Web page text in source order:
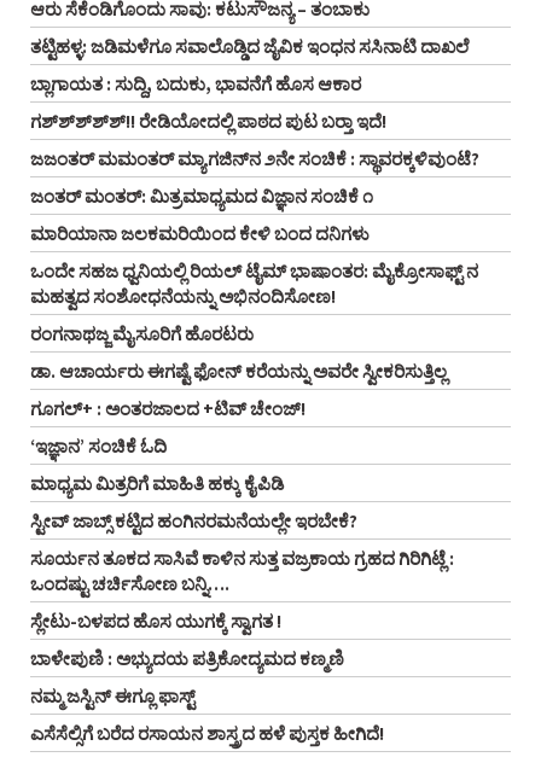
ಆರು ಸೆಕೆಂಡಿಗೊಂದು ಸಾವು: ಕಟುಸೌಜನ್ಯ – ತಂಬಾಕು
ತಟ್ಟಿಹಳ್ಳ: ಜಡಿಮಳೆಗೂ ಸವಾಲೊಡ್ಡಿದ ಜೈವಿಕ ಇಂಧನ ಸಸಿನಾಟಿ ದಾಖಲೆ
ಬ್ಲಾಗಾಯತ : ಸುದ್ದಿ, ಬದುಕು, ಭಾವನೆಗೆ ಹೊಸ ಆಕಾರ
ಗಶ್‌ಶ್‌ಶ್‌ಶ್‌ಶ್!! ರೇಡಿಯೋದಲ್ಲಿ ಪಾಠದ ಪುಟ ಬರ್‍ತಾ ಇದೆ!
ಜಜಂತರ್‌ ಮಮಂತರ್‌ ಮ್ಯಾಗಜಿನ್‌ನ ೨ನೇ ಸಂಚಿಕೆ : ಸ್ಥಾವರಕ್ಕಳಿವುಂಟೆ?
ಜಂತರ್‌ ಮಂತರ್‌: ಮಿತ್ರಮಾಧ್ಯಮದ ವಿಜ್ಞಾನ ಸಂಚಿಕೆ ೧
ಮಾರಿಯಾನಾ ಜಲಕಮರಿಯಿಂದ ಕೇಳಿ ಬಂದ ದನಿಗಳು
ಒಂದೇ ಸಹಜ ಧ್ವನಿಯಲ್ಲಿ ರಿಯಲ್‌ ಟೈಮ್‌ ಭಾಷಾಂತರ: ಮೈಕ್ರೋಸಾಫ್ಟ್‌ ನ
ಮಹತ್ವದ ಸಂಶೋಧನೆಯನ್ನು ಅಭಿನಂದಿಸೋಣ!
ರಂಗನಾಥಜ್ಜ ಮೈಸೂರಿಗೆ ಹೊರಟರು
ಡಾ. ಆಚಾರ್ಯರು ಈಗಷ್ಟೆ ಫೋನ್ ಕರೆಯನ್ನು ಅವರೇ ಸ್ವೀಕರಿಸುತ್ತಿಲ್ಲ
ಗೂಗಲ್+ : ಅಂತರಜಾಲದ +ಟಿವ್ ಚೇಂಜ್!
‘ಇಜ್ಞಾನ’ ಸಂಚಿಕೆ ಓದಿ
ಮಾಧ್ಯಮ ಮಿತ್ರರಿಗೆ ಮಾಹಿತಿ ಹಕ್ಕು ಕೈಪಿಡಿ
ಸ್ಟೀವ್‌ ಜಾಬ್ಸ್‌ ಕಟ್ಟಿದ ಹಂಗಿನರಮನೆಯಲ್ಲೇ ಇರಬೇಕೆ?
ಸೂರ್ಯನ ತೂಕದ ಸಾಸಿವೆ ಕಾಳಿನ ಸುತ್ತ ವಜ್ರಕಾಯ ಗ್ರಹದ ಗಿರಿಗಿಟ್ಲೆ :
ಒಂದಷ್ಟು ಚರ್ಚಿಸೋಣ ಬನ್ನಿ….
ಸ್ಲೇಟು-ಬಳಪದ ಹೊಸ ಯುಗಕ್ಕೆ ಸ್ವಾಗತ !
ಬಾಳೇಪುಣಿ : ಅಭ್ಯುದಯ ಪತ್ರಿಕೋದ್ಯಮದ ಕಣ್ಮಣಿ
ನಮ್ಮ ಜಸ್ಟಿನ್ ಈಗ್ಲೂ ಫಾಸ್ಟ್
ಎಸೆಸೆಲ್ಸಿಗೆ ಬರೆದ ರಸಾಯನ ಶಾಸ್ತ್ರದ ಹಳೆ ಪುಸ್ತಕ ಹೀಗಿದೆ!